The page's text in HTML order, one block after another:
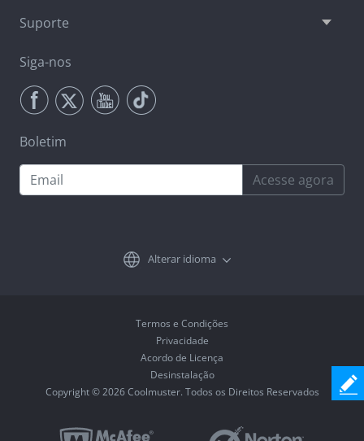
Suporte
Siga-nos
Boletim
Acesse agora
Alterar idioma
Termos e Condições
Privacidade
Acordo de Licença
Desinstalação
Copyright © 2026 Coolmuster. Todos os Direitos Reservados